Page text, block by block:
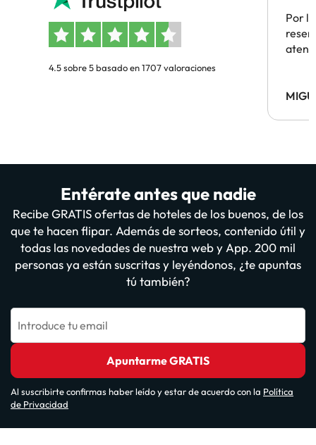
4.5 sobre 5 basado en 1707 valoraciones
Por
Entérate antes que nadie
Recibe GRATIS ofertas de hoteles de los buenos, de los
que te hacen flipar. Además de sorteos, contenido útil y
todas las novedades de nuestra web y App. 200 mil
personas ya están suscritas y leyéndonos, ¿te apuntas
tú también?
Introduce tu email
Apuntarme GRATIS
Al suscribirte confirmas haber leído y estar de acuerdo con la Política
de Privacidad